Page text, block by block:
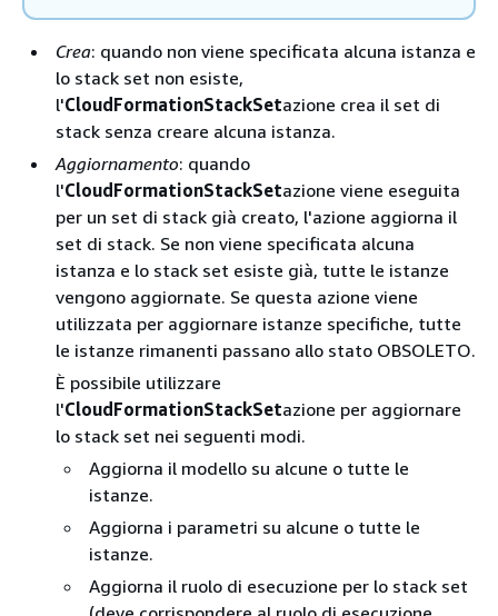
Crea: quando non viene specificata alcuna istanza e
lo stack set non esiste,
l'CloudFormationStackSetazione crea il set di
stack senza creare alcuna istanza.
Aggiornamento: quando
l'CloudFormationStackSetazione viene eseguita
per un set di stack già creato, l'azione aggiorna il
set di stack. Se non viene specificata alcuna
istanza e lo stack set esiste già, tutte le istanze
vengono aggiornate. Se questa azione viene
utilizzata per aggiornare istanze specifiche, tutte
le istanze rimanenti passano allo stato OBSOLETO.
È possibile utilizzare
l'CloudFormationStackSetazione per aggiornare
lo stack set nei seguenti modi.
Aggiorna il modello su alcune o tutte le
istanze.
Aggiorna i parametri su alcune o tutte le
istanze.
Aggiorna il ruolo di esecuzione per lo stack set